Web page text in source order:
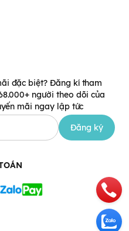
đặc biệt? Đăng kí tham
người theo dõi của
mãi ngay lập tức
Đăng ký